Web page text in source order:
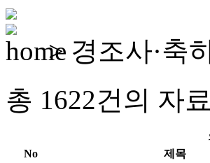
> 경조사·축
총 1622건의 자
No
제목